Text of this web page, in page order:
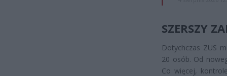
SZERSZY
Dotychczas ZUS
20 osób. Od
Co więcej,